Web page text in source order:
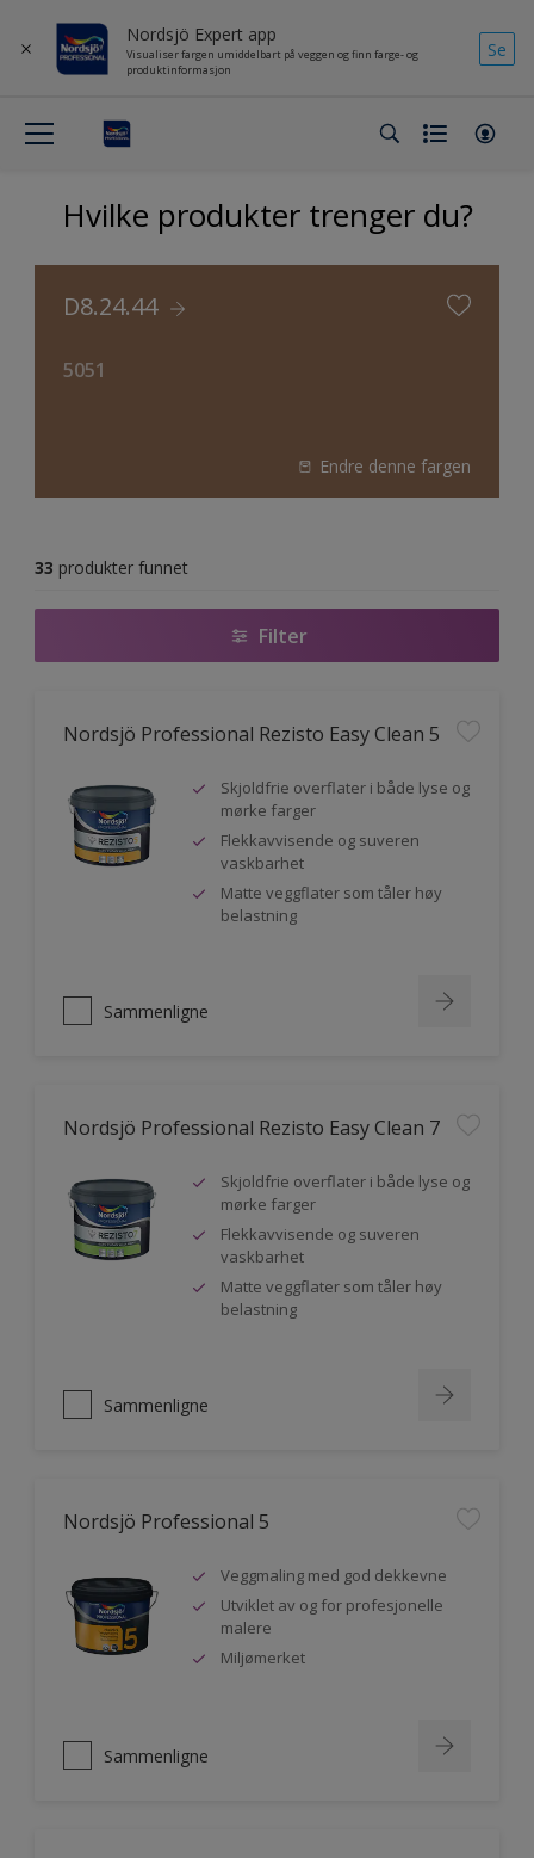
Nordsjö Expert app
Visualiser fargen umiddelbart på veggen og finn farge- og
produktinformasjon
Se
Hvilke produkter trenger du?
D8.24.44
5051
Endre denne fargen
33 produkter funnet
Filter
Nordsjö Professional Rezisto Easy Clean 5
Skjoldfrie overflater i både lyse og
mørke farger
Flekkavvisende og suveren
vaskbarhet
Matte veggflater som tåler høy
belastning
Sammenligne
Nordsjö Professional Rezisto Easy Clean 7
Skjoldfrie overflater i både lyse og
mørke farger
Flekkavvisende og suveren
vaskbarhet
Matte veggflater som tåler høy
belastning
Sammenligne
Nordsjö Professional 5
Veggmaling med god dekkevne
Utviklet av og for profesjonelle
malere
Miljømerket
Sammenligne